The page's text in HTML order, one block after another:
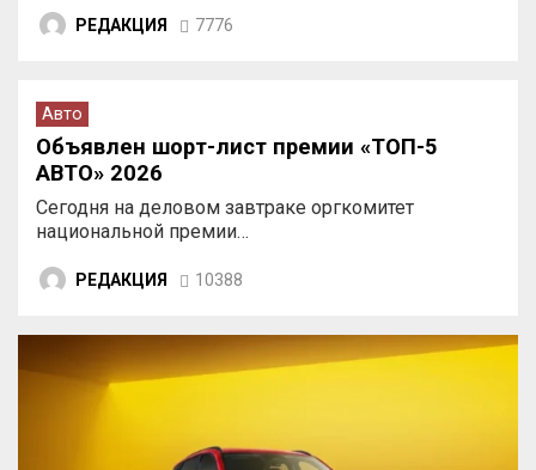
РЕДАКЦИЯ 7776
Авто
Объявлен шорт-лист премии «ТОП-5
АВТО» 2026
Сегодня на деловом завтраке оргкомитет
национальной премии…
РЕДАКЦИЯ 10388